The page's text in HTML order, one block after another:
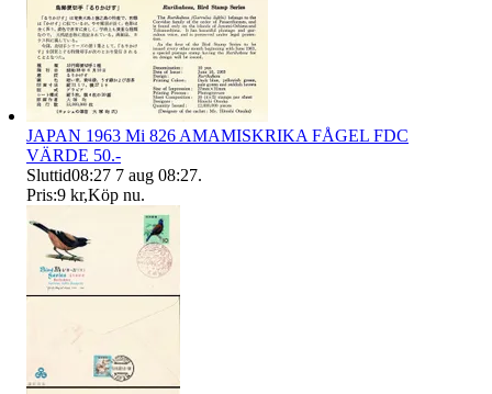
JAPAN 1963 Mi 826 AMAMISKRIKA FÅGEL FDC
VÄRDE 50.-
Sluttid08:27 7 aug 08:27.
Pris:9 kr,Köp nu.